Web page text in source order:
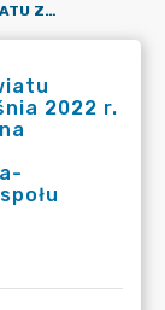
UCHWAŁA NR 339/2022 RADY POWIATU ZGORZELECKIEGO Z DNIA 29 WRZEŚNIA 2022 R. W SPRAWIE ROZPATRZENIA SKARGI NA DZIAŁANIA DYREKTORA WIELOSPECJALISTYCZNEGO SZPITALA-SAMODZIELNEGO PUBLICZNEGO ZESPOŁU OPIEKI ZDROWOTNEJ W ZGORZELCU
2022 r.